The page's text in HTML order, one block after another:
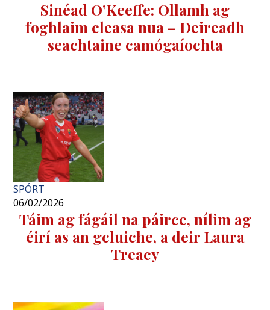
Sinéad O’Keeffe: Ollamh ag
foghlaim cleasa nua – Deireadh
seachtaine camógaíochta
SPÓRT
06/02/2026
Táim ag fágáil na páirce, nílim ag
éirí as an gcluiche, a deir Laura
Treacy